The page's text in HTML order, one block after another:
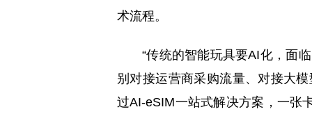
术流程。
“传统的智能玩具要AI化，面
别对接运营商采购流量、对接大
过AI-eSIM一站式解决方案，一张